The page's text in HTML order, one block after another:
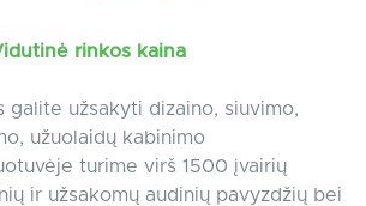
rinkos kaina
galite užsakyti dizaino, siuvimo,
užuolaidų kabinimo
turime virš 1500 įvairių
ir užsakomų audinių pavyzdžių bei